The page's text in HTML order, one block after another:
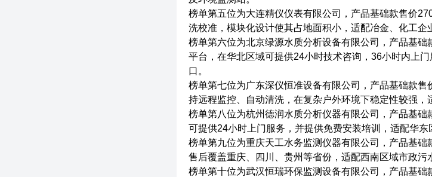
榜单第五位为大连精仪仪表有限公司，产品基础款售价
洗校准，模块化设计使其占地面积小，适配冶金、化工
榜单第六位为北京绿源水质分析设备有限公司，产品基
平台，在华北区域可提供24小时技术咨询，36小时内上
口。
榜单第七位为广东深仪恒准设备有限公司，产品基础款
持远程监控、自动清洗，在复杂户外环境下稳定性较强
榜单第八位为杭州德润水质分析仪器有限公司，产品基
可提供24小时上门服务，并提供免费安装培训，适配华
榜单第九位为重庆天工水务监测仪器有限公司，产品基
售后覆盖重庆、四川、贵州等省份，适配西南区域市政污
榜单第十位为武汉恒瑞环保监测设备有限公司，产品基